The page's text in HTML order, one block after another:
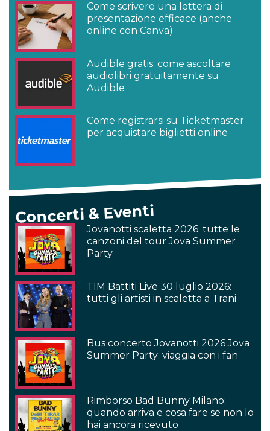
Come scrivere una lettera di
presentazione efficace (anche
online con Canva)
Audible gratis: come ascoltare
audiolibri gratuitamente su
Audible
Come registrarsi su Ticketmaster
per acquistare biglietti online
Concerti & Eventi
Jovanotti scaletta 2026: tutte le
canzoni del tour Jova Summer
Party
TIM Battiti Live 30 luglio 2026:
tutti gli artisti in scaletta a Trani
Bus concerto Jovanotti 2026 Jova
Summer Party: viaggia con i fan
Rimborso Bad Bunny Milano:
quando arriva e cosa fare se non lo
hai ancora ricevuto